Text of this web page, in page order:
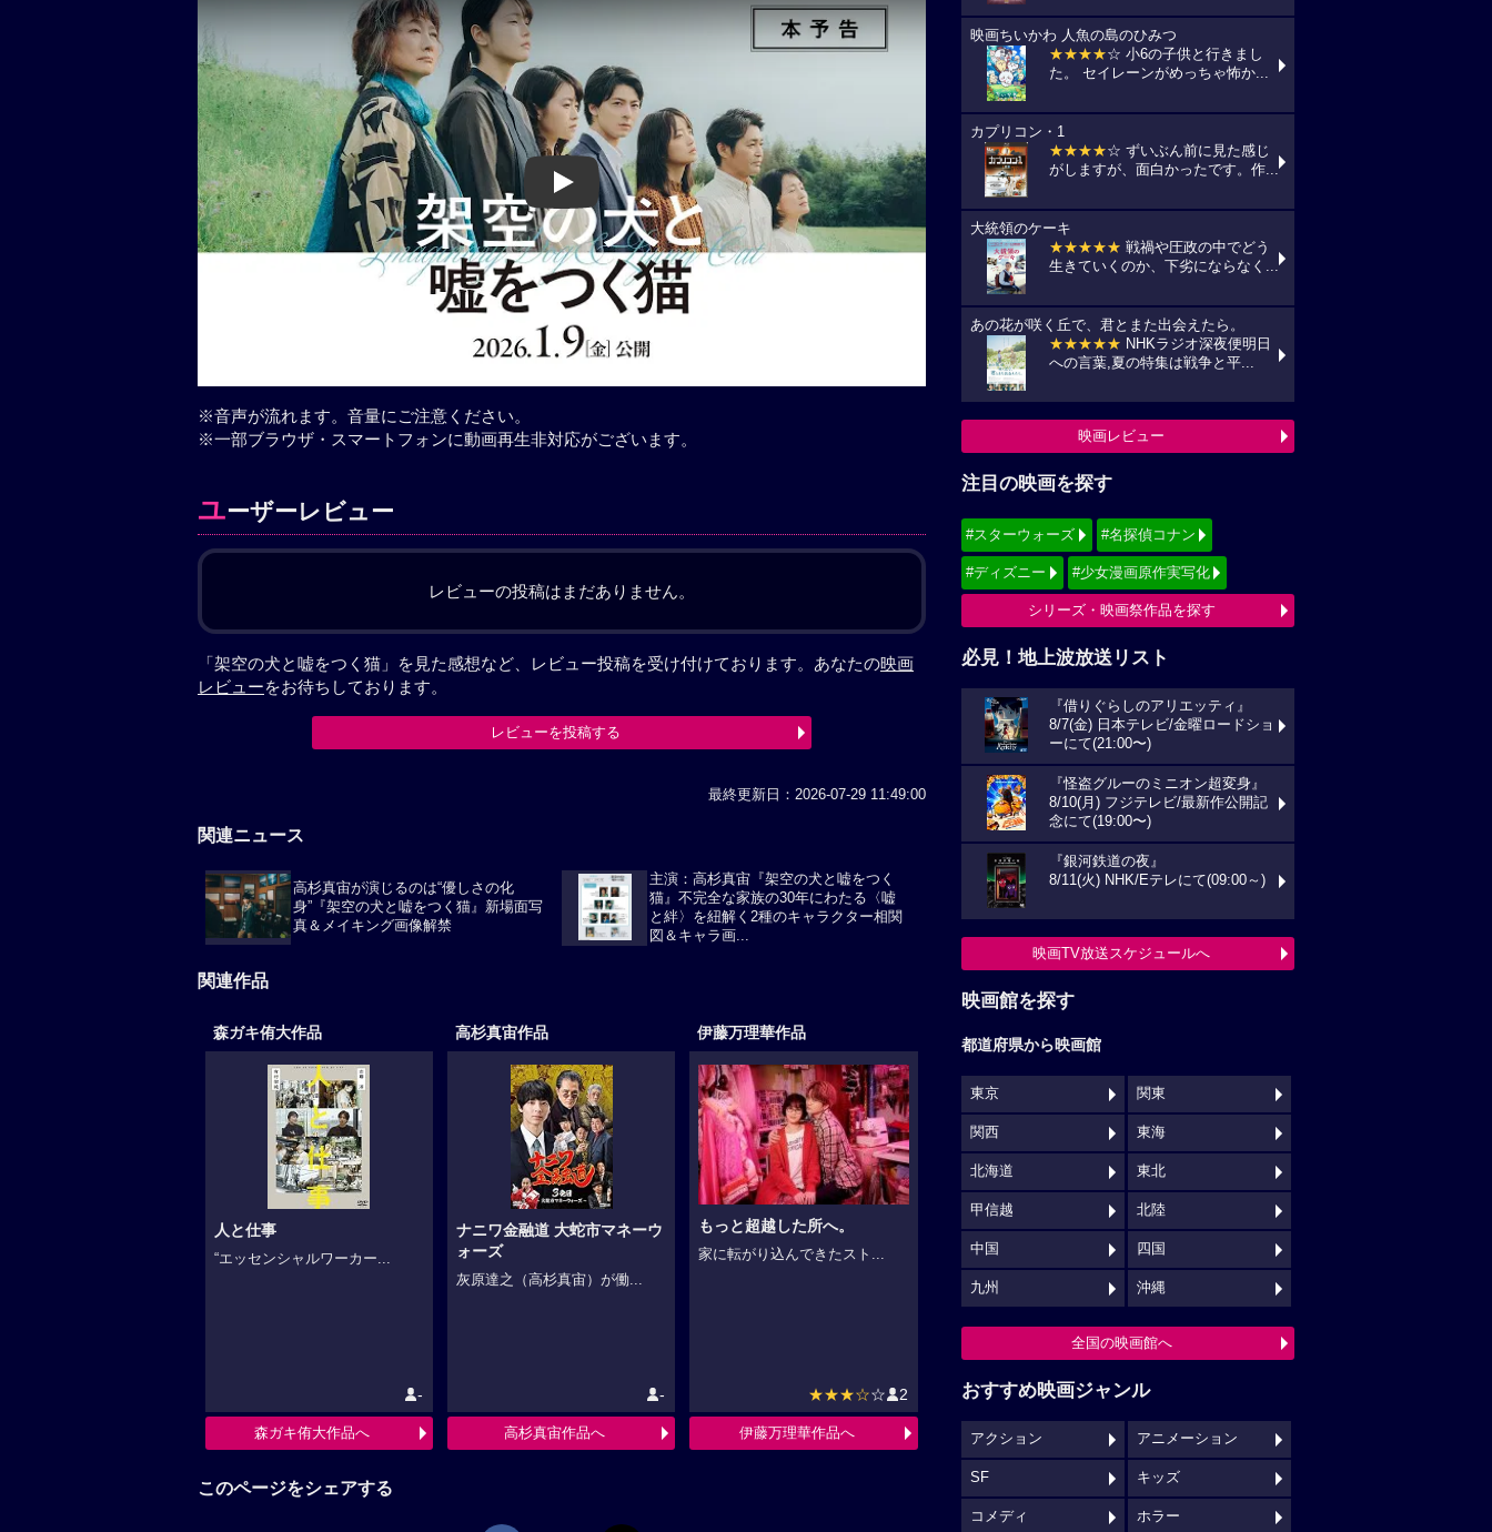
Play
※音声が流れます。音量にご注意ください。
※一部ブラウザ・スマートフォンに動画再生非対応がございます。
ユーザーレビュー
レビューの投稿はまだありません。
「架空の犬と嘘をつく猫」を見た感想など、レビュー投稿を受け付けております。あなたの映画
レビューをお待ちしております。
レビューを投稿する
最終更新日：2026-07-29 11:49:00
関連ニュース
高杉真宙が演じるのは“優しさの化
身”『架空の犬と嘘をつく猫』新場面写
真＆メイキング画像解禁
主演：高杉真宙『架空の犬と嘘をつく
猫』不完全な家族の30年にわたる〈嘘
と絆〉を紐解く2種のキャラクター相関
図＆キャラ画...
関連作品
森ガキ侑大作品
人と仕事
“エッセンシャルワーカー...
-
森ガキ侑大作品へ
高杉真宙作品
ナニワ金融道 大蛇市マネーウ
ォーズ
灰原達之（高杉真宙）が働...
-
高杉真宙作品へ
伊藤万理華作品
もっと超越した所へ。
家に転がり込んできたスト...
★★★☆☆ 2
伊藤万理華作品へ
このページをシェアする
映画ちいかわ 人魚の島のひみつ
★★★★☆ 小6の子供と行きまし
た。 セイレーンがめっちゃ怖か...
カプリコン・1
★★★★☆ ずいぶん前に見た感じ
がしますが、面白かったです。作...
大統領のケーキ
★★★★★ 戦禍や圧政の中でどう
生きていくのか、下劣にならなく...
あの花が咲く丘で、君とまた出会えたら。
★★★★★ NHKラジオ深夜便明日
への言葉,夏の特集は戦争と平...
映画レビュー
注目の映画を探す
#スターウォーズ #名探偵コナン
#ディズニー #少女漫画原作実写化
シリーズ・映画祭作品を探す
必見！地上波放送リスト
『借りぐらしのアリエッティ』
8/7(金) 日本テレビ/金曜ロードショ
ーにて(21:00〜)
『怪盗グルーのミニオン超変身』
8/10(月) フジテレビ/最新作公開記
念にて(19:00〜)
『銀河鉄道の夜』
8/11(火) NHK/Eテレにて(09:00～)
映画TV放送スケジュールへ
映画館を探す
都道府県から映画館
東京 関東
関西 東海
北海道 東北
甲信越 北陸
中国 四国
九州 沖縄
全国の映画館へ
おすすめ映画ジャンル
アクション アニメーション
SF キッズ
コメディ ホラー